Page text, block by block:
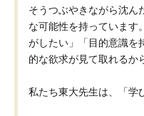
そうつぶやきながら沈ん
な可能性を持っています
がしたい」「目的意識を
的な欲求が見て取れるか
私たち東大先生は、「学び